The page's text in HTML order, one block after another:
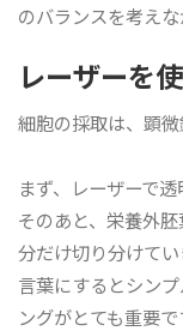
のバランスを考えな
レーザーを
細胞の採取は、顕微
まず、レーザーで
そのあと、栄養外
分だけ切り分けてい
言葉にするとシン
ングがとても重要で